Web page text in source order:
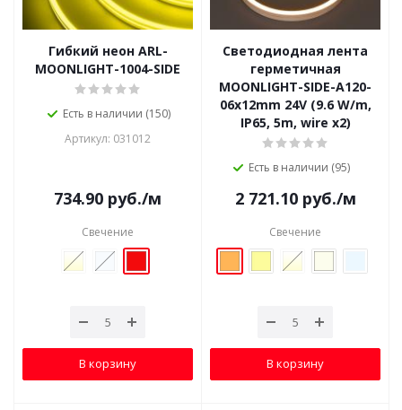
Гибкий неон ARL-
MOONLIGHT-1004-SIDE
Есть в наличии (150)
Артикул: 031012
734.90 руб./м
Свечение
В корзину
Светодиодная лента
герметичная
MOONLIGHT-SIDE-A120-
06x12mm 24V (9.6 W/m,
IP65, 5m, wire x2)
Есть в наличии (95)
2 721.10руб./м
Свечение
В корзину